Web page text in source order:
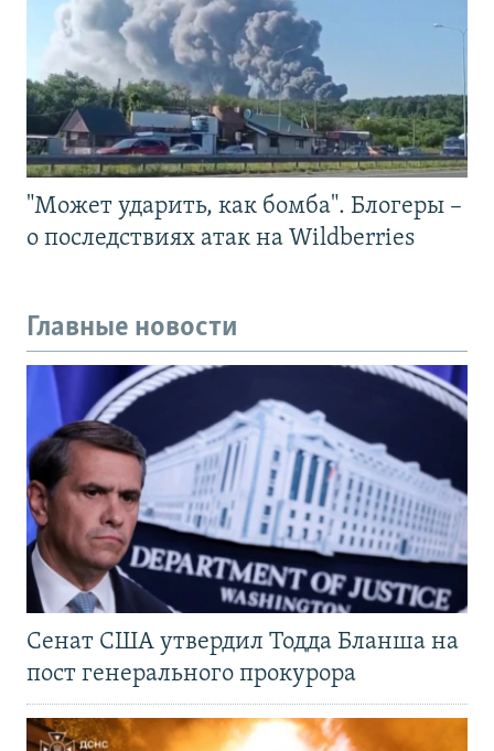
"Может ударить, как бомба". Блогеры –
о последствиях атак на Wildberries
Главные новости
Сенат США утвердил Тодда Бланша на
пост генерального прокурора